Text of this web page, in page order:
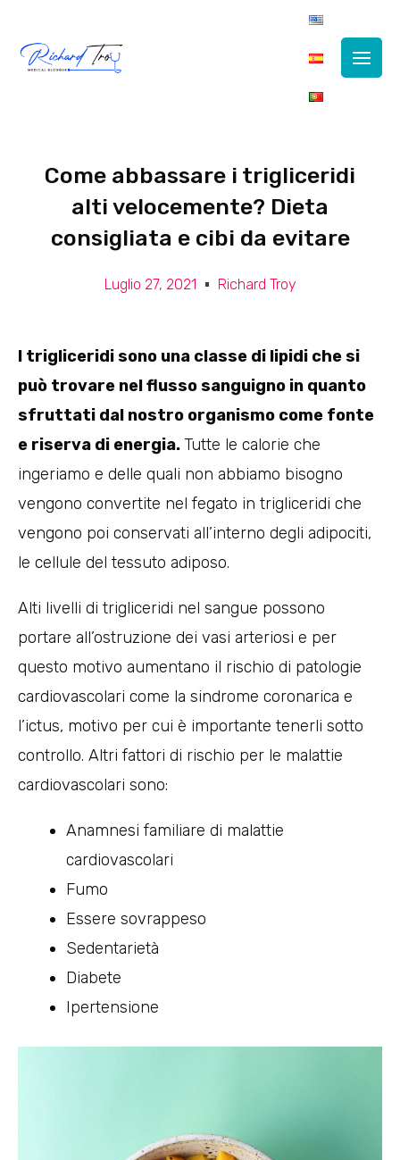
Menu
Come abbassare i trigliceridi
alti velocemente? Dieta
consigliata e cibi da evitare
Luglio 27, 2021 Richard Troy
I trigliceridi sono una classe di lipidi che si
può trovare nel flusso sanguigno in quanto
sfruttati dal nostro organismo come fonte
e riserva di energia. Tutte le calorie che
ingeriamo e delle quali non abbiamo bisogno
vengono convertite nel fegato in trigliceridi che
vengono poi conservati all’interno degli adipociti,
le cellule del tessuto adiposo.
Alti livelli di trigliceridi nel sangue possono
portare all’ostruzione dei vasi arteriosi e per
questo motivo aumentano il rischio di patologie
cardiovascolari come la sindrome coronarica e
l’ictus, motivo per cui è importante tenerli sotto
controllo. Altri fattori di rischio per le malattie
cardiovascolari sono:
Anamnesi familiare di malattie
cardiovascolari
Fumo
Essere sovrappeso
Sedentarietà
Diabete
Ipertensione